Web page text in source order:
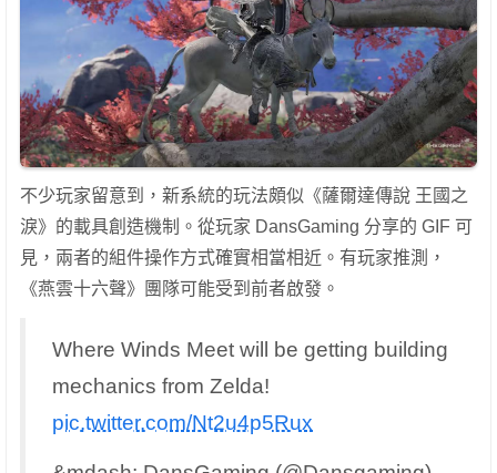
不少玩家留意到，新系統的玩法頗似《薩爾達傳說 王國之
淚》的載具創造機制。從玩家 DansGaming 分享的 GIF 可
見，兩者的組件操作方式確實相當相近。有玩家推測，
《燕雲十六聲》團隊可能受到前者啟發。
Where Winds Meet will be getting building
mechanics from Zelda!
pic.twitter.com/Nt2u4p5Rux